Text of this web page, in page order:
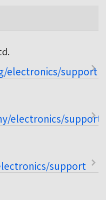
electronics/support
electronics/support
support